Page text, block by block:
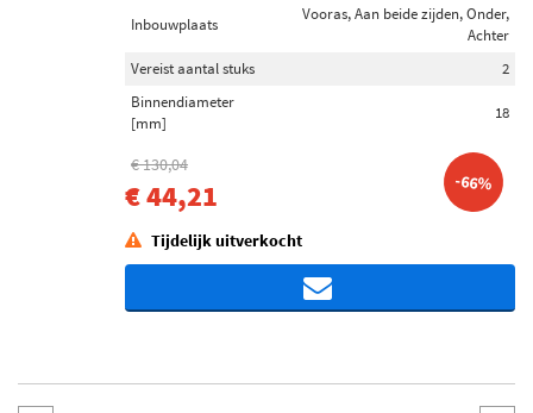
Inbouwplaats
Vooras, Aan beide zijden, Onder,
Achter
Vereist aantal stuks
2
Binnendiameter
[mm]
18
€ 130,04
€ 44,21 -66%
Tijdelijk uitverkocht